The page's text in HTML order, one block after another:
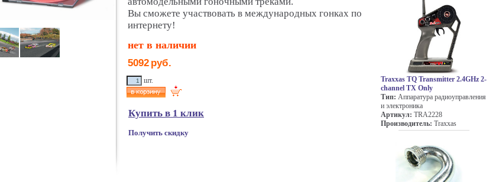
Вы сможете участвовать в международных гонках по
интернету!
нет в наличии
5092 руб.
шт.
Купить в 1 клик
Получить скидку
Traxxas TQ Transmitter 2.4GHz 2-
channel TX Only
Тип: Аппаратура радиоуправления
и электроника
Артикул: TRA2228
Производитель: Traxxas